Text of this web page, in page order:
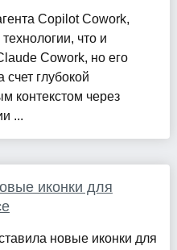
Copilot Cowork,
что и
Cowork, но его
глубокой
контекстом через
...
иконки для
новые иконки для